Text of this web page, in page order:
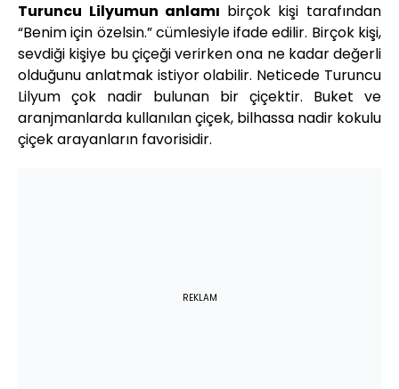
Turuncu Lilyumun anlamı birçok kişi tarafından
“Benim için özelsin.” cümlesiyle ifade edilir. Birçok kişi,
sevdiği kişiye bu çiçeği verirken ona ne kadar değerli
olduğunu anlatmak istiyor olabilir. Neticede Turuncu
Lilyum çok nadir bulunan bir çiçektir. Buket ve
aranjmanlarda kullanılan çiçek, bilhassa nadir kokulu
çiçek arayanların favorisidir.
REKLAM